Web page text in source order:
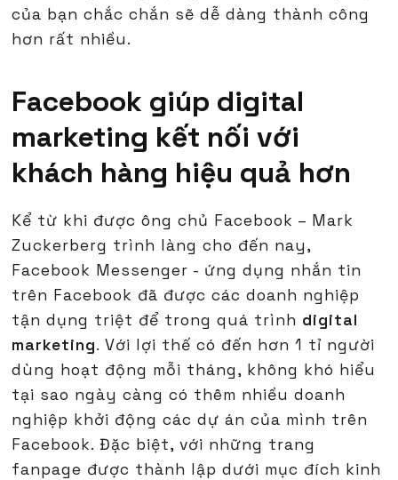
của bạn chắc chắn sẽ dễ dàng thành công
hơn rất nhiều.
Facebook giúp digital
marketing kết nối với
khách hàng hiệu quả hơn
Kể từ khi được ông chủ Facebook – Mark
Zuckerberg trình làng cho đến nay,
Facebook Messenger - ứng dụng nhắn tin
trên Facebook đã được các doanh nghiệp
tận dụng triệt để trong quá trình digital
marketing. Với lợi thế có đến hơn 1 tỉ người
dùng hoạt động mỗi tháng, không khó hiểu
tại sao ngày càng có thêm nhiều doanh
nghiệp khởi động các dự án của mình trên
Facebook. Đặc biệt, với những trang
fanpage được thành lập dưới mục đích kinh